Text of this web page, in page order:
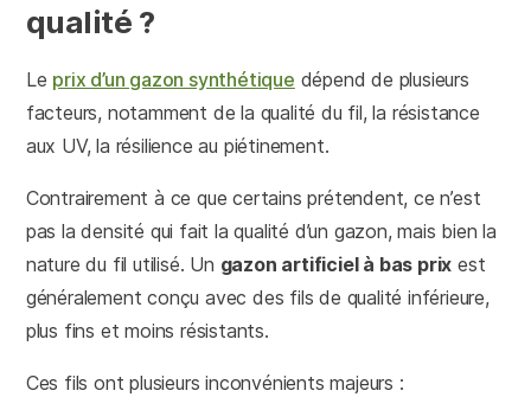
qualité ?
Le prix d’un gazon synthétique dépend de plusieurs
facteurs, notamment de la qualité du fil, la résistance
aux UV, la résilience au piétinement.
Contrairement à ce que certains prétendent, ce n’est
pas la densité qui fait la qualité d’un gazon, mais bien la
nature du fil utilisé. Un gazon artificiel à bas prix est
généralement conçu avec des fils de qualité inférieure,
plus fins et moins résistants.
Ces fils ont plusieurs inconvénients majeurs :